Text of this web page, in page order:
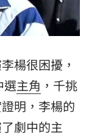
楊很困擾，
選主角 ，千挑
明，李楊的
劇中的主